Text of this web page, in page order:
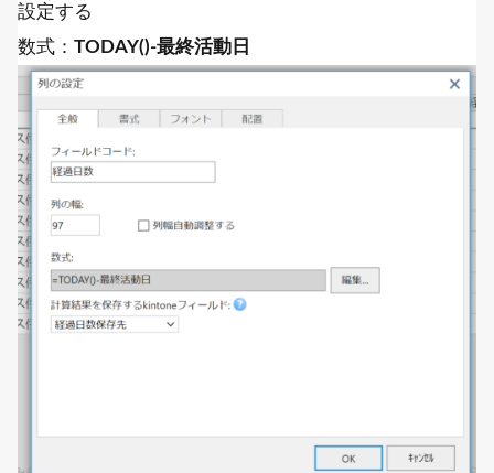
設定する
数式： TODAY()-最終活動日